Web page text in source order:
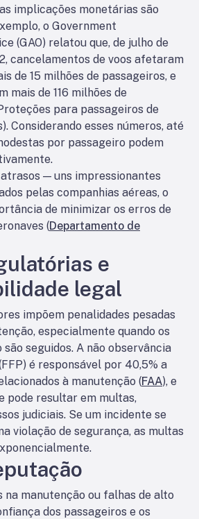
implicações monetárias são
o Government
(GAO) relatou que, de julho de
cancelamentos de voos afetaram
de 15 milhões de passageiros, e
mais de 116 milhões de
para passageiros de
). Considerando esses números, até
por passageiro podem
— uns impressionantes
pelas companhias aéreas, o
de minimizar os erros de
(Departamento de
e
legal
impõem penalidades pesadas
especialmente quando os
seguidos. A não observância
é responsável por 40,5% a
à manutenção (FAA), e
pode resultar em multas,
judiciais. Se um incidente se
violação de segurança, as multas
manutenção ou falhas de alto
dos passageiros e os